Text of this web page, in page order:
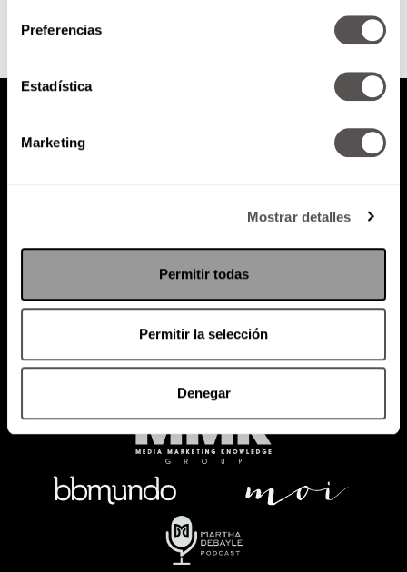
Preferencias
Estadística
Marketing
Mostrar detalles
Permitir todas
Permitir la selección
Denegar
Política de Privacidad
PODCAST RADIO MARTHA EVENTOS
SACA TU ID